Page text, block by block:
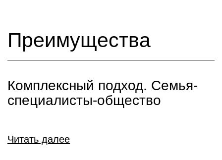
Преимущества
Комплексный подход. Семья-
специалисты-общество
Читать далее